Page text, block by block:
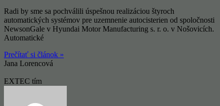
Radi by sme sa pochválili úspešnou realizáciou štyroch
automatických systémov pre uzemnenie autocisterien od spoločnosti
NewsonGale v Hyundai Motor Manufacturing s. r. o. v Nošovicích.
Automatické
Prečítať si článok »
Jana Lorencová
EXTEC tím